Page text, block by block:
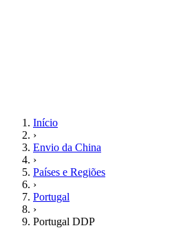
Início
›
Envio da China
›
Países e Regiões
›
Portugal
›
Portugal DDP